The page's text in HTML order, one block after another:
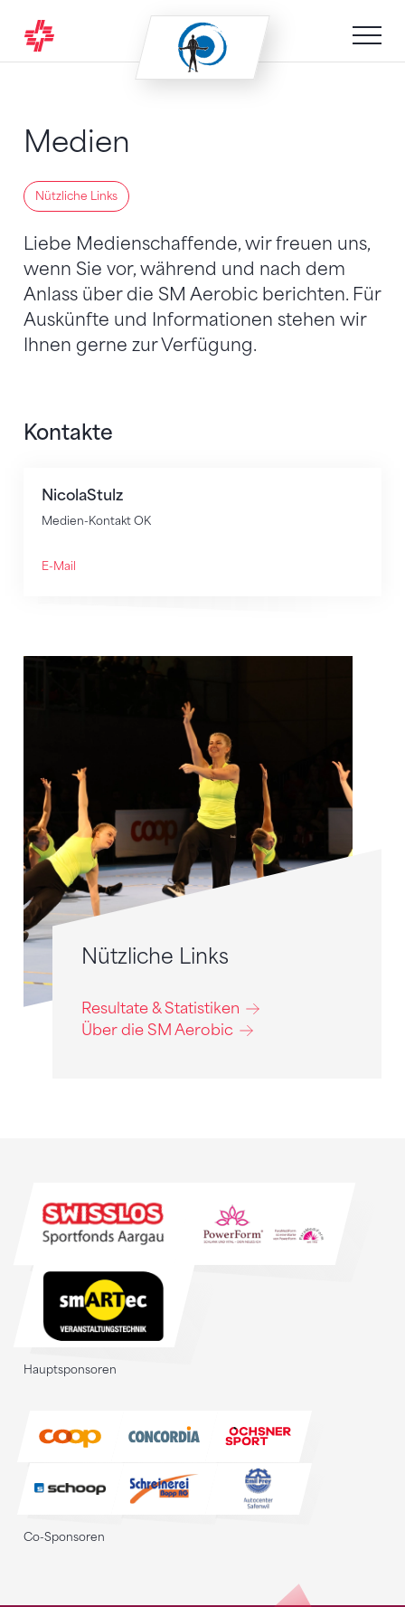
Zum Inhalt springen
Zur Sitemap navigieren
Zum Navigieren dieser Seite wird JavaScript benötigt.
Medien
Nützliche Links
Liebe Medienschaffende, wir freuen uns,
wenn Sie vor, während und nach dem
Anlass über die SM Aerobic berichten. Für
Auskünfte und Informationen stehen wir
Ihnen gerne zur Verfügung.
Kontakte
NicolaStulz
Medien-Kontakt OK
E-Mail
Nützliche Links
Resultate & Statistiken
Über die SM Aerobic
Hauptsponsoren
Co-Sponsoren